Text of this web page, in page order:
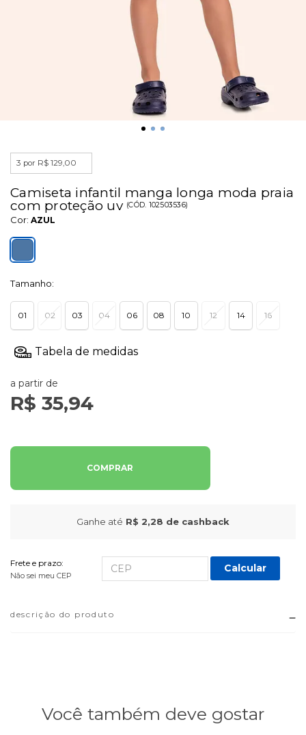
3 por R$ 129,00
Camiseta infantil manga longa moda praia
com proteção uv (CÓD. 102503536)
Cor: AZUL
Tamanho:
01 02 03 04 06 08 10 12 14 16
a partir de
R$ 35,94
COMPRAR
Ganhe até R$ 2,28 de cashback
Frete e prazo:
Não sei meu CEP
Calcular
descrição do produto
Você também deve gostar